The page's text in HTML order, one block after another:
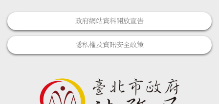
政府網站資料開放宣告
隱私權及資訊安全政策